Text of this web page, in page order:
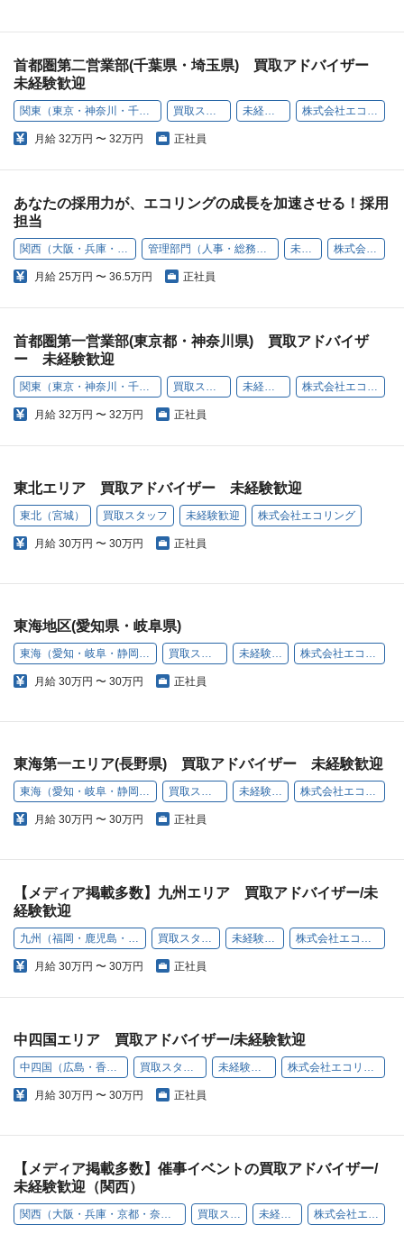
首都圏第二営業部(千葉県・埼玉県) 買取アドバイザー
未経験歓迎
関東（東京・神奈川・千葉・埼玉） 買取スタッフ 未経験歓迎 株式会社エコリング
月給 32万円 〜 32万円 正社員
あなたの採用力が、エコリングの成長を加速させる！採用
担当
関西（大阪・兵庫・京都・奈良・和歌山・滋賀） 管理部門（人事・総務・経理・コンプライアンスなど） 未経験歓迎 株式会社エコリング
月給 25万円 〜 36.5万円 正社員
首都圏第一営業部(東京都・神奈川県) 買取アドバイザ
ー 未経験歓迎
関東（東京・神奈川・千葉・埼玉） 買取スタッフ 未経験歓迎 株式会社エコリング
月給 32万円 〜 32万円 正社員
東北エリア 買取アドバイザー 未経験歓迎
東北（宮城） 買取スタッフ 未経験歓迎 株式会社エコリング
月給 30万円 〜 30万円 正社員
東海地区(愛知県・岐阜県)
東海（愛知・岐阜・静岡・長野） 買取スタッフ 未経験歓迎 株式会社エコリング
月給 30万円 〜 30万円 正社員
東海第一エリア(長野県) 買取アドバイザー 未経験歓迎
東海（愛知・岐阜・静岡・長野） 買取スタッフ 未経験歓迎 株式会社エコリング
月給 30万円 〜 30万円 正社員
【メディア掲載多数】九州エリア 買取アドバイザー/未
経験歓迎
九州（福岡・鹿児島・沖縄） 買取スタッフ 未経験歓迎 株式会社エコリング
月給 30万円 〜 30万円 正社員
中四国エリア 買取アドバイザー/未経験歓迎
中四国（広島・香川） 買取スタッフ 未経験歓迎 株式会社エコリング
月給 30万円 〜 30万円 正社員
【メディア掲載多数】催事イベントの買取アドバイザー/
未経験歓迎（関西）
関西（大阪・兵庫・京都・奈良・和歌山・滋賀） 買取スタッフ 未経験歓迎 株式会社エコリング